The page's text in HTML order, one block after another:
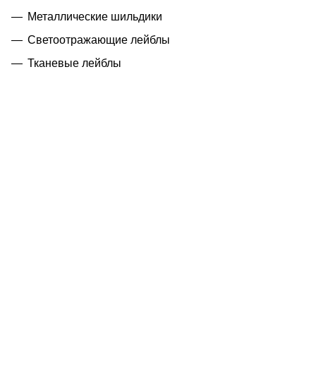
Металлические шильдики
Светоотражающие лейблы
Тканевые лейблы